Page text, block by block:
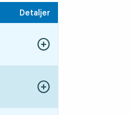
Detaljer
Visa fler detaljer
Visa fler detaljer